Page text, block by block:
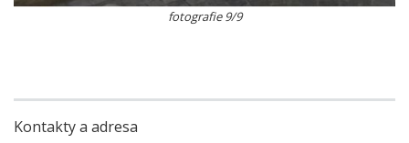
fotografie 9/9
Kontakty a adresa